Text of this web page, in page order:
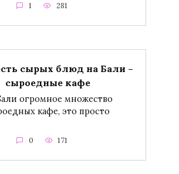
1 281
сырых блюд на Бали –
сыроедные кафе
огромное множество
кафе, это просто
0 171